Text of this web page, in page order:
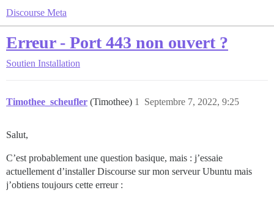
Discourse Meta
Erreur - Port 443 non ouvert ?
Soutien Installation
Timothee_scheufler (Timothee) Septembre 7, 2022, 9:25
1
Salut,
C’est probablement une question basique, mais : j’essaie
actuellement d’installer Discourse sur mon serveur Ubuntu mais
j’obtiens toujours cette erreur :